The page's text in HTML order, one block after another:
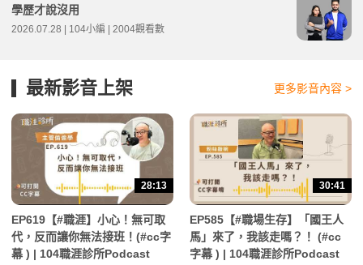
學歷才說沒用
2026.07.28 | 104小編 | 2004觀看數
最新影音上架 更多影音內容 >
28:13
EP619【#職涯】小心！無可取
代，反而讓你無法接班！(#cc字
幕 ) | 104職涯診所Podcast
30:41
EP585【#職場生存】「國王人
馬」來了，我該走嗎？！ (#cc
字幕 ) | 104職涯診所Podcast